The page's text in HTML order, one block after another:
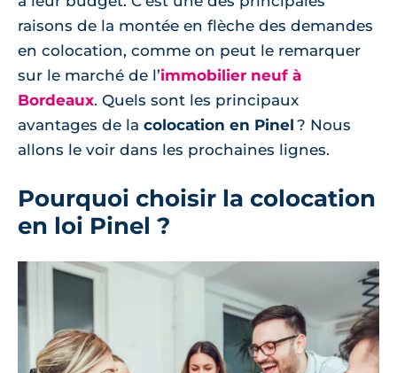
raisons de la montée en flèche des demandes
en colocation, comme on peut le remarquer
sur le marché de l’immobilier neuf à
Bordeaux. Quels sont les principaux
avantages de la colocation en Pinel ? Nous
allons le voir dans les prochaines lignes.
Pourquoi choisir la colocation
en loi Pinel ?